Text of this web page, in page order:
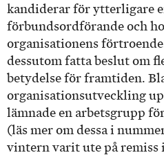
kandiderar för ytterligare
förbundsordförande och
organisationens
dessutom fatta beslut om
betydelse för framtiden.
organisationsutveckling
lämnade en arbetsgrupp
(läs mer om dessa i
vintern varit ute på remiss